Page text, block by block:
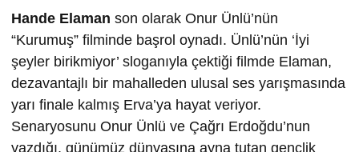
Hande Elaman son olarak Onur Ünlü’nün
“Kurumuş” filminde başrol oynadı. Ünlü’nün ‘İyi
şeyler birikmiyor’ sloganıyla çektiği filmde Elaman,
dezavantajlı bir mahalleden ulusal ses yarışmasında
yarı finale kalmış Erva’ya hayat veriyor.
Senaryosunu Onur Ünlü ve Çağrı Erdoğdu’nun
yazdığı, günümüz dünyasına ayna tutan gençlik